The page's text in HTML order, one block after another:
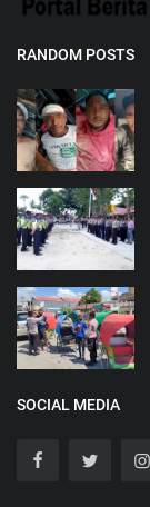
RANDOM POSTS
SOCIAL MEDIA